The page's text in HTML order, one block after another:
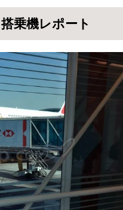
ノミークラスの機内
トピッチの感じ
トピッチの感じ
しぼりサービス
乗機レポート